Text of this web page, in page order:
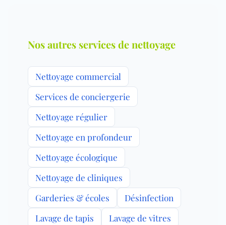
Nos autres services de nettoyage
Nettoyage commercial
Services de conciergerie
Nettoyage régulier
Nettoyage en profondeur
Nettoyage écologique
Nettoyage de cliniques
Garderies & écoles
Désinfection
Lavage de tapis
Lavage de vitres